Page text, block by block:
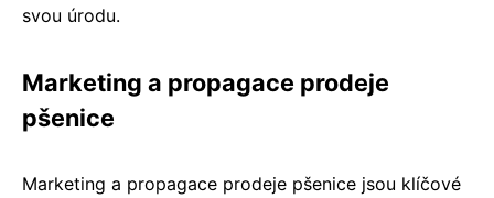
svou úrodu.
Marketing a propagace prodeje
pšenice
Marketing a propagace prodeje pšenice jsou klíčové